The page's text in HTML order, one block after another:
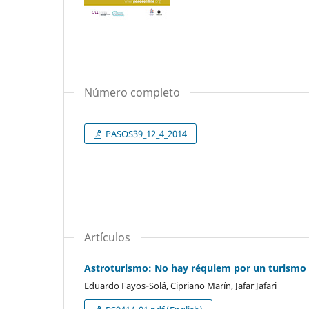
Número completo
PASOS39_12_4_2014
Artículos
Astroturismo: No hay réquiem por un
Eduardo Fayos‑Solá, Cipriano Marín, Jafar Jafari